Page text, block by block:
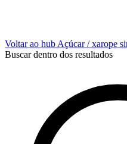
Voltar ao hub Açúcar / xarope
Buscar dentro dos resultados